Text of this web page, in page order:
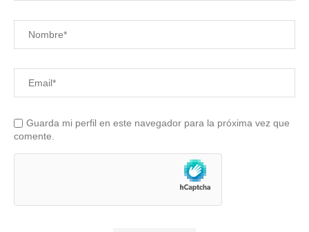
Guarda mi perfil en este navegador para la próxima vez que
comente.